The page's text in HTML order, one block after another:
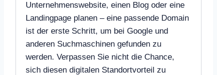
Unternehmenswebsite, einen Blog oder eine
Landingpage planen – eine passende Domain
ist der erste Schritt, um bei Google und
anderen Suchmaschinen gefunden zu
werden. Verpassen Sie nicht die Chance,
sich diesen digitalen Standortvorteil zu